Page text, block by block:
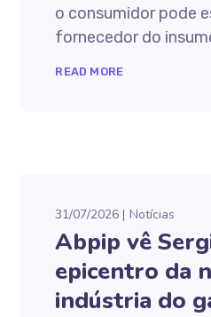
o consumidor pode
fornecedor do
READ MORE
31/07/2026 Notícias
Abpip vê
epicentro da
indústria do